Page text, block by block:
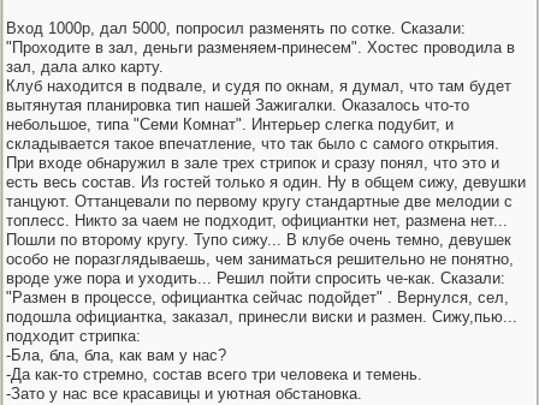
Вход 1000р, дал 5000, попросил разменять по сотке. Сказали:
"Проходите в зал, деньги разменяем-принесем". Хостес проводила в
зал, дала алко карту.
Клуб находится в подвале, и судя по окнам, я думал, что там будет
вытянутая планировка тип нашей Зажигалки. Оказалось что-то
небольшое, типа "Семи Комнат". Интерьер слегка подубит, и
складывается такое впечатление, что так было с самого открытия.
При входе обнаружил в зале трех стрипок и сразу понял, что это и
есть весь состав. Из гостей только я один. Ну в общем сижу, девушки
танцуют. Оттанцевали по первому кругу стандартные две мелодии с
топлесс. Никто за чаем не подходит, официантки нет, размена нет...
Пошли по второму кругу. Тупо сижу... В клубе очень темно, девушек
особо не поразглядываешь, чем заниматься решительно не понятно,
вроде уже пора и уходить... Решил пойти спросить че-как. Сказали:
"Размен в процессе, официантка сейчас подойдет" . Вернулся, сел,
подошла официантка, заказал, принесли виски и размен. Сижу,пью...
подходит стрипка:
-Бла, бла, бла, как вам у нас?
-Да как-то стремно, состав всего три человека и темень.
-Зато у нас все красавицы и уютная обстановка.